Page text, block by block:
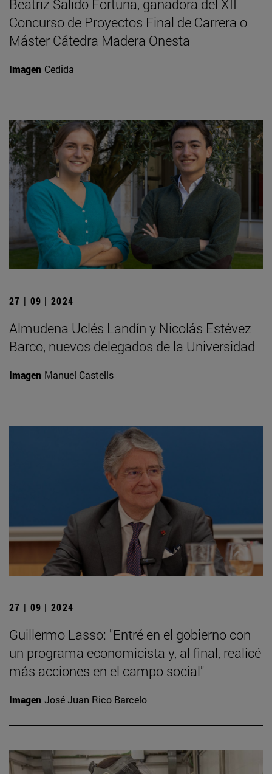
Beatriz Salido Fortuna, ganadora del XII
Concurso de Proyectos Final de Carrera o
Máster Cátedra Madera Onesta
Imagen Cedida
27 | 09 | 2024
Almudena Uclés Landín y Nicolás Estévez
Barco, nuevos delegados de la Universidad
Imagen Manuel Castells
27 | 09 | 2024
Guillermo Lasso: "Entré en el gobierno con
un programa economicista y, al final, realicé
más acciones en el campo social"
Imagen José Juan Rico Barcelo